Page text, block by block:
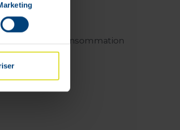
par la consommation